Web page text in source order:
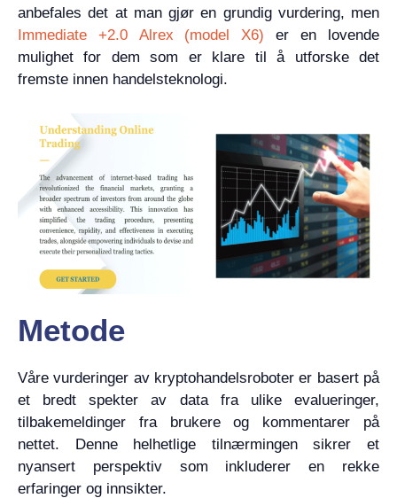
anbefales det at man gjør en grundig vurdering, men
Immediate +2.0 Alrex (model X6) er en lovende
mulighet for dem som er klare til å utforske det
fremste innen handelsteknologi.
Metode
Våre vurderinger av kryptohandelsroboter er basert på
et bredt spekter av data fra ulike evalueringer,
tilbakemeldinger fra brukere og kommentarer på
nettet. Denne helhetlige tilnærmingen sikrer et
nyansert perspektiv som inkluderer en rekke
erfaringer og innsikter.